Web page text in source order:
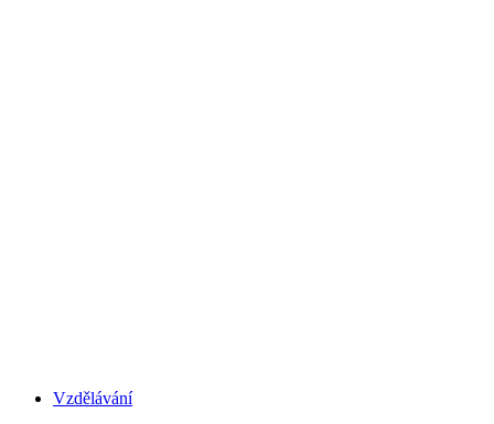
Vzdělávání